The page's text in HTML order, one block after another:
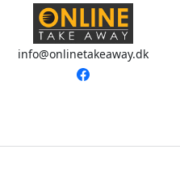
info@onlinetakeaway.dk